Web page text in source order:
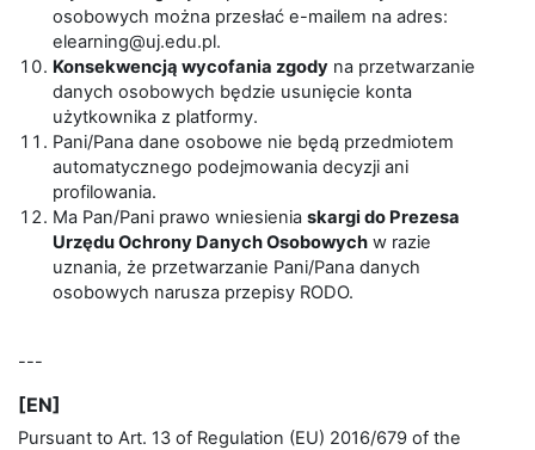
osobowych można przesłać e-mailem na adres:
elearning@uj.edu.pl.
Konsekwencją wycofania zgody na przetwarzanie
danych osobowych będzie usunięcie konta
użytkownika z platformy.
Pani/Pana dane osobowe nie będą przedmiotem
automatycznego podejmowania decyzji ani
profilowania.
Ma Pan/Pani prawo wniesieniaskargi do Prezesa
Urzędu Ochrony Danych Osobowych w razie
uznania, że przetwarzanie Pani/Pana danych
osobowych narusza przepisy RODO.
---
[EN]
Pursuant to Art. 13 of Regulation (EU) 2016/679 of the